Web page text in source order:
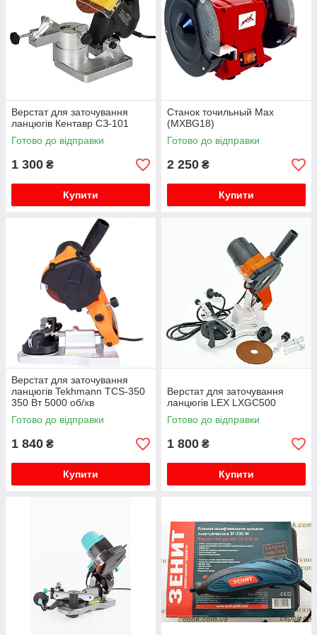
Верстат для заточування
ланцюгів Кентавр СЗ-101
Готово до відправки
1 300 ₴
Купити
Станок точильный Max
(MXBG18)
Готово до відправки
2 250 ₴
Купити
Верстат для заточування
ланцюгів Tekhmann TCS-350
350 Вт 5000 об/хв
Готово до відправки
1 840 ₴
Купити
Верстат для заточування
ланцюгів LEX LXGC500
Готово до відправки
1 800 ₴
Купити